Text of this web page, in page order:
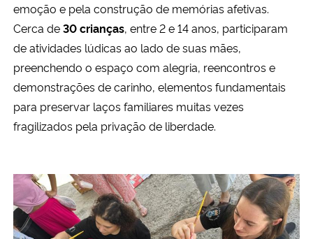
emoção e pela construção de memórias afetivas.
Cerca de30 crianças, entre 2 e 14 anos, participaram
de atividades lúdicas ao lado de suas mães,
preenchendo o espaço com alegria, reencontros e
demonstrações de carinho, elementos fundamentais
para preservar laços familiares muitas vezes
fragilizados pela privação de liberdade.